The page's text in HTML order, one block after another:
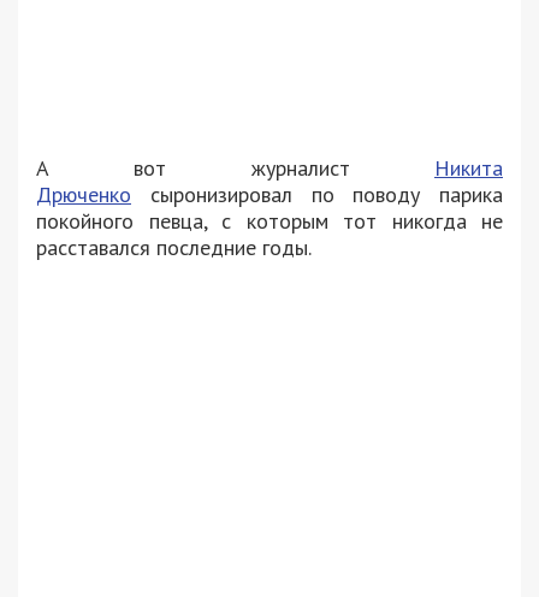
А вот журналист Никита
Дрюченко сыронизировал по поводу парика
покойного певца, с которым тот никогда не
расставался последние годы.